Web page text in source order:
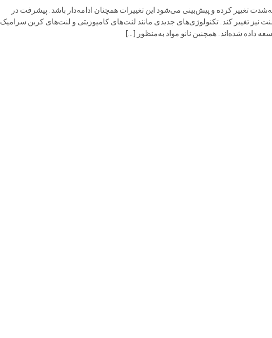
تغییر کرده و پیش‌بینی می‌شود این تغییرات همچنان ادامه‌دار باشد. پیشرفت در
تغییر کند. تکنولوژی‌های جدیدی مانند لنت‌های کامپوزیتی و لنت‌های کربن سرامیک
داده شده‌اند. همچنین نانو مواد به‌منظور […]